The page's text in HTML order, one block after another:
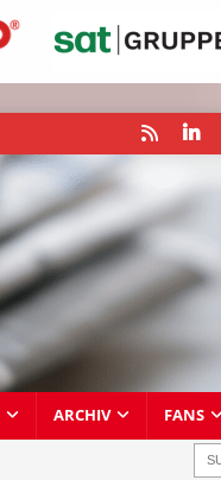
ARCHIV FANS